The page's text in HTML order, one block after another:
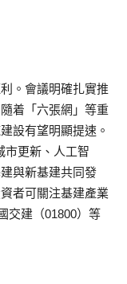
。會議明確扎實推
着「六張網」等重
設有望明顯提速。
市更新、人工智
與新基建共同發
者可關注基建產業
交建（01800）等